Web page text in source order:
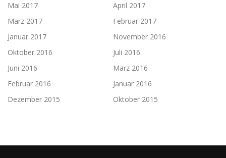
Mai 2017
April 2017
März 2017
Februar 2017
Januar 2017
November 2016
Oktober 2016
Juli 2016
Juni 2016
März 2016
Februar 2016
Januar 2016
Dezember 2015
Oktober 2015